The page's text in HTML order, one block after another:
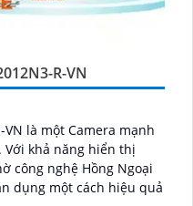
R-VN
VN là một Camera mạnh
công nghệ Hồng Ngoại
dụng một cách hiệu quả